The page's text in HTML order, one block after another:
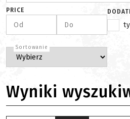
PRICE
Od Do
Sortowanie
Wyniki